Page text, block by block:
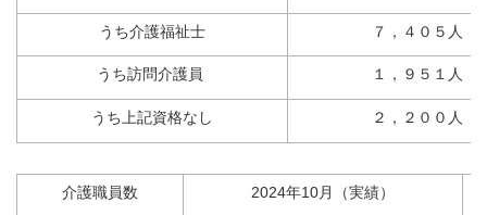
うち介護福祉士 ７，４０５人
うち訪問介護員 １，９５１人
うち上記資格なし ２，２００人
介護職員数 2024年10月（実績）